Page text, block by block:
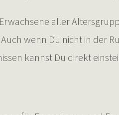
aller
wenn Du nicht in der
kannst Du direkt